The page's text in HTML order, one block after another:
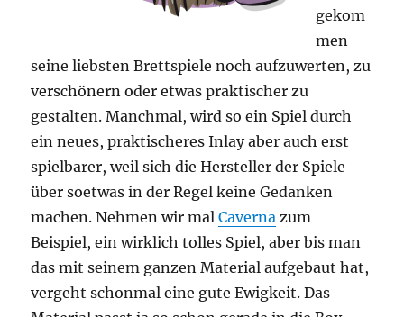
gekom
men
seine liebsten Brettspiele noch aufzuwerten, zu
verschönern oder etwas praktischer zu
gestalten. Manchmal, wird so ein Spiel durch
ein neues, praktischeres Inlay aber auch erst
spielbarer, weil sich die Hersteller der Spiele
über soetwas in der Regel keine Gedanken
machen. Nehmen wir malCaverna zum
Beispiel, ein wirklich tolles Spiel, aber bis man
das mit seinem ganzen Material aufgebaut hat,
vergeht schonmal eine gute Ewigkeit. Das